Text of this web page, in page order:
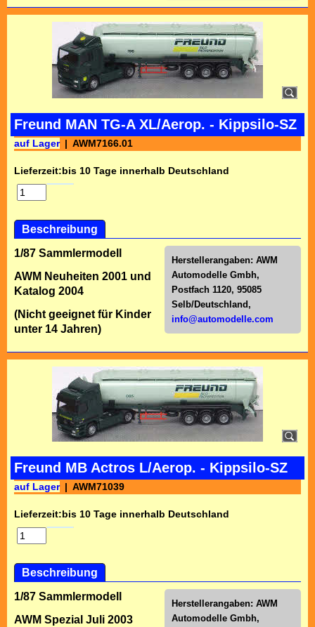
Freund MAN TG-A XL/Aerop. - Kippsilo-SZ
auf Lager AWM7166.01
Lieferzeit:bis 10 Tage innerhalb Deutschland
Beschreibung
Herstellerangaben: AWM
Automodelle Gmbh,
Postfach 1120, 95085
Selb/Deutschl and,
info@automodelle.com
1/87 Sammlermodell
AWM Neuheiten 2001 und
Katalog 2004
(Nicht geeignet für Kinder
unter 14 Jahren)
Freund MB Actros L/Aerop. - Kippsilo-SZ
auf Lager AWM71039
Lieferzeit:bis 10 Tage innerhalb Deutschland
Beschreibung
Herstellerangaben: AWM
Automodelle Gmbh,
1/87 Sammlermodell
AWM Spezial Juli 2003